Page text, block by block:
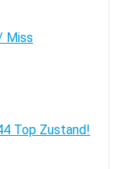
Miss
Top Zustand!